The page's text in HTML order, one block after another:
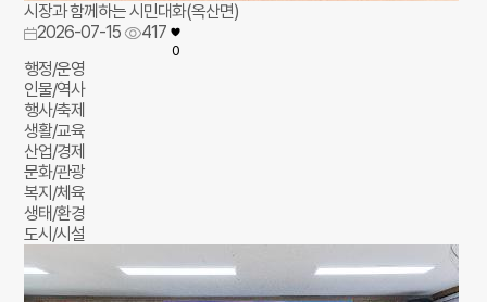
시장과 함께하는 시민대화(옥산면)
2026-07-15
417
0
행정/운영
인물/역사
행사/축제
생활/교육
산업/경제
문화/관광
복지/체육
생태/환경
도시/시설